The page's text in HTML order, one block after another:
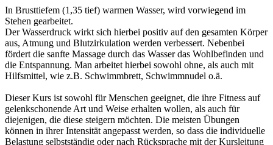
In Brusttiefem (1,35 tief) warmen Wasser, wird vorwiegend im
Stehen gearbeitet.
Der Wasserdruck wirkt sich hierbei positiv auf den gesamten Körper
aus, Atmung und Blutzirkulation werden verbessert. Nebenbei
fördert die sanfte Massage durch das Wasser das Wohlbefinden und
die Entspannung. Man arbeitet hierbei sowohl ohne, als auch mit
Hilfsmittel, wie z.B. Schwimmbrett, Schwimmnudel o.ä.
Dieser Kurs ist sowohl für Menschen geeignet, die ihre Fitness auf
gelenkschonende Art und Weise erhalten wollen, als auch für
diejenigen, die diese steigern möchten. Die meisten Übungen
können in ihrer Intensität angepasst werden, so dass die individuelle
Belastung selbstständig oder nach Rücksprache mit der Kursleitung